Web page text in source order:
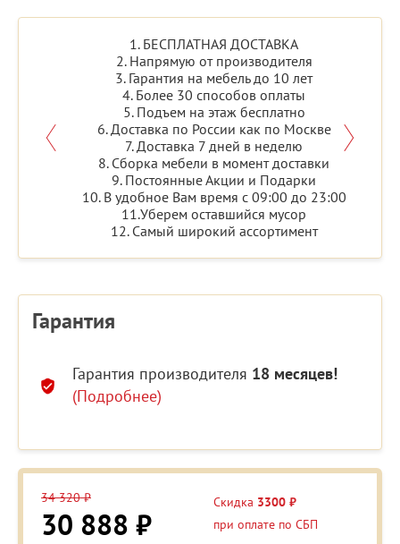
1. БЕСПЛАТНАЯ ДОСТАВКА
2. Напрямую от производителя
3. Гарантия на мебель до 10 лет
4. Более 30 способов оплаты
5. Подъем на этаж бесплатно
6. Доставка по России как по Москве
7. Доставка 7 дней в неделю
8. Сборка мебели в момент доставки
9. Постоянные Акции и Подарки
10. В удобное Вам время с 09:00 до 23:00
11.Уберем оставшийся мусор
12. Самый широкий ассортимент
Гарантия
Гарантия производителя 18 месяцев!
(Подробнее)
34 320 ₽
30 888 ₽
Скидка 3300 ₽
при оплате по СБП